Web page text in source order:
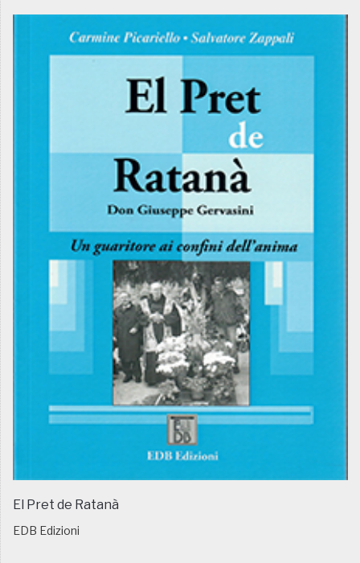
El Pret de Ratanà
EDB Edizioni